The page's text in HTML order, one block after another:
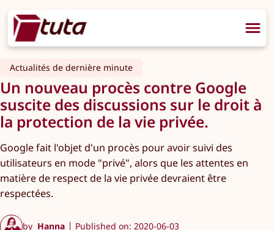
Actualités de dernière minute
Un nouveau procès contre Google
suscite des discussions sur le droit à
la protection de la vie privée.
Google fait l'objet d'un procès pour avoir suivi des
utilisateurs en mode "privé", alors que les attentes en
matière de respect de la vie privée devraient être
respectées.
by Hanna Published on: 2020-06-03